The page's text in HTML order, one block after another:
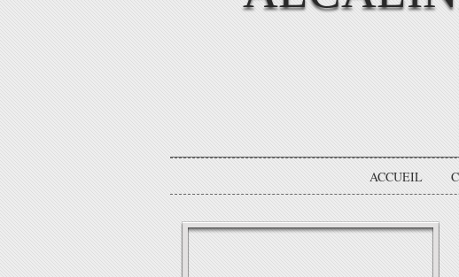
ACCUEIL